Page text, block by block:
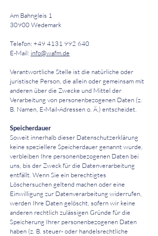
Am Bahngleis 1
30900 Wedemark
Telefon: +49 4131 992 640
E-Mail: info@wafm.de
Verantwortliche Stelle ist die natürliche oder
juristische Person, die allein oder gemeinsam mit
anderen über die Zwecke und Mittel der
Verarbeitung von personenbezogenen Daten (z.
B. Namen, E-Mail-Adressen o. Ä.) entscheidet.
Speicherdauer
Soweit innerhalb dieser Datenschutzerklärung
keine speziellere Speicherdauer genannt wurde,
verbleiben Ihre personenbezogenen Daten bei
uns, bis der Zweck für die Datenverarbeitung
entfällt. Wenn Sie ein berechtigtes
Löschersuchen geltend machen oder eine
Einwilligung zur Datenverarbeitung widerrufen,
werden Ihre Daten gelöscht, sofern wir keine
anderen rechtlich zulässigen Gründe für die
Speicherung Ihrer personenbezogenen Daten
haben (z. B. steuer- oder handelsrechtliche